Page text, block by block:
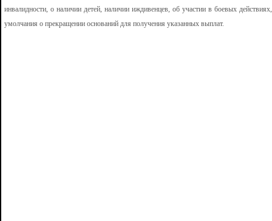
инвалидности, о наличии детей, наличии иждивенцев, об участии в боевых
умолчания о прекращении оснований для получения указанных выплат.